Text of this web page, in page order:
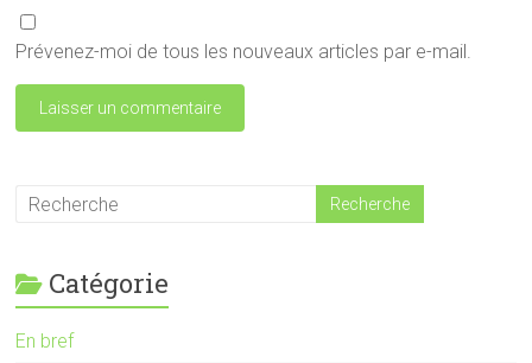
Prévenez-moi de tous les nouveaux articles par e-mail.
Catégorie
En bref